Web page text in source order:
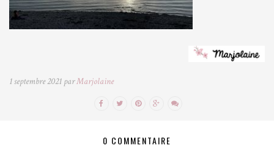
1 septembre 2021 parMarjolaine
0 COMMENTAIRE